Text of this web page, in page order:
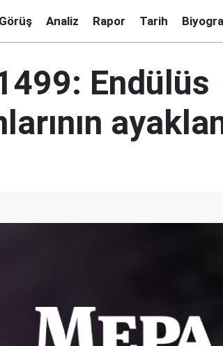
Görüş Analiz Rapor Tarih
Endülüs